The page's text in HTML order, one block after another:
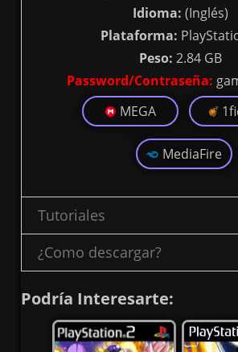
Idioma: (Inglés)
Plataforma:
Peso: 2.84 GB
Password/Contraseña:
MEGA
MediaFire
Tutoriales
¿Como descargar?
Podría Interesarte: